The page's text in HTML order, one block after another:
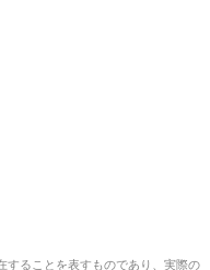
ることを表すものであり、実際の